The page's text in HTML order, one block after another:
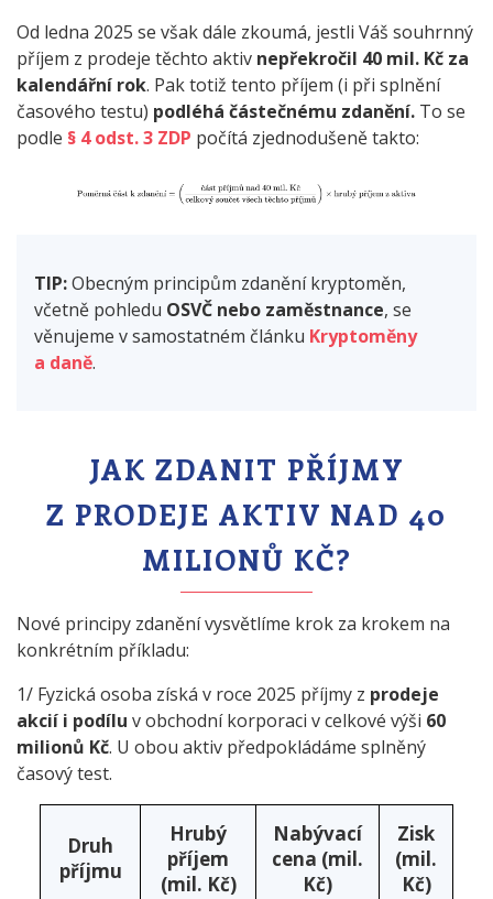
Od ledna 2025 se však dále zkoumá, jestli Váš souhrnný
příjem z prodeje těchto aktiv nepřekročil 40 mil. Kč za
kalendářní rok. Pak totiž tento příjem (i při splnění
časového testu) podléhá částečnému zdanění. To se
podle § 4 odst. 3 ZDP počítá zjednodušeně takto:
TIP:Obecným principům zdanění kryptoměn,
včetně pohledu OSVČ nebo zaměstnance, se
věnujeme v samostatném článku Kryptoměny
a daně.
JAK ZDANIT PŘÍJMY
Z PRODEJE AKTIV NAD 40
MILIONŮ KČ?
Nové principy zdanění vysvětlíme krok za krokem na
konkrétním příkladu:
1/ Fyzická osoba získá v roce 2025 příjmy z prodeje
akcií i podílu v obchodní korporaci v celkové výši 60
milionů Kč. U obou aktiv předpokládáme splněný
časový test.
Druh
příjmu
Hrubý
příjem
(mil. Kč)
Nabývací
cena (mil.
Kč)
Zisk
(mil.
Kč)